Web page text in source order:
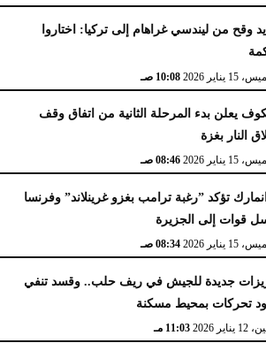
وقح من ليندسي غراهام إلى تركيا: اختاروا
يناير 2026 10:08 صـ
يعلن بدء المرحلة الثانية من اتفاق وقف
النار بغزة
15 يناير 2026 08:46 صـ
تؤكد ”رغبة ترامب بغزو غرينلاند” وفرنسا
قوات إلى الجزيرة
15 يناير 2026 08:34 صـ
جديدة للجيش في ريف حلب.. وقسد تنفي
تحركات بمحيط مسكنة
يناير 2026 11:03 مـ